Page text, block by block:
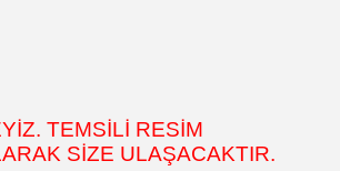
TEMSİLİ RESİM
SİZE ULAŞACAKTIR.